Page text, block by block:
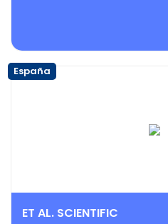
España
ET AL. SCIENTIFIC